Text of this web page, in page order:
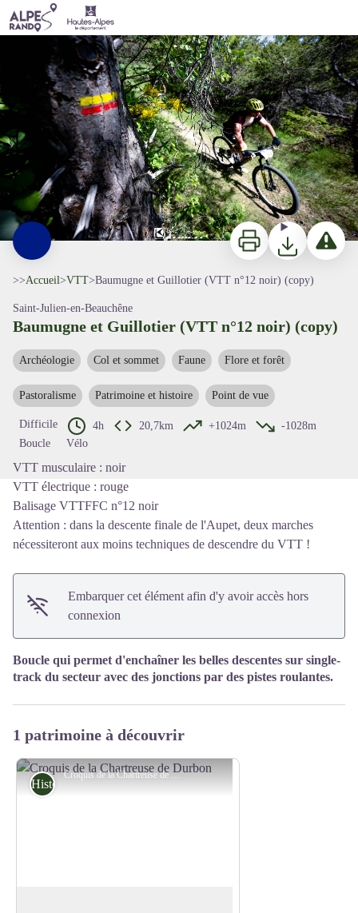
Baumugne et Guillotier (VTT n°12 noir) (copy)
VTT Buëch - Rémi Fabregue/Raid VTT CDS
Voir l'image en plein écran
ImprimerTéléchargerSignaler
>>Accueil>VTT>Baumugne et Guillotier (VTT n°12 noir) (copy)
Saint-Julien-en-Beauchêne
Baumugne et Guillotier (VTT n°12 noir) (copy)
Archéologie Col et sommet Faune Flore et forêt
Pastoralisme Patrimoine et histoire Point de vue
Difficile 4h 20,7km +1024m
-1028m
Boucle
Vélo
VTT musculaire : noir
VTT électrique : rouge
Balisage VTTFFC n°12 noir
Attention : dans la descente finale de l'Aupet, deux marches
nécessiteront aux moins techniques de descendre du VTT !
Embarquer cet élément afin d'y avoir accès hors
connexion
Boucle qui permet d'enchaîner les belles descentes sur single-
track du secteur avec des jonctions par des pistes roulantes.
1 patrimoine à découvrir
Croquis de la Chartreuse de Durbon
Histoire